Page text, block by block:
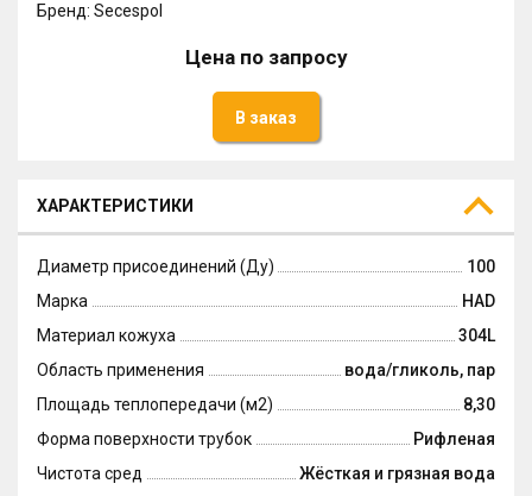
Бренд: Secespol
Цена по запросу
В заказ
ХАРАКТЕРИСТИКИ
Диаметр присоединений (Ду)
100
Марка
HAD
Материал кожуха
304L
Область применения
вода/гликоль, пар
Площадь теплопередачи (м2)
8,30
Форма поверхности трубок
Рифленая
Чистота сред
Жёсткая и грязная вода